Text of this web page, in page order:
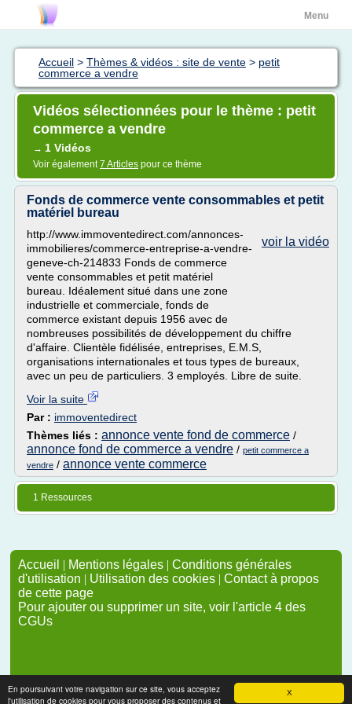
X
En poursuivant votre navigation sur ce site, vous acceptez
l'utilisation de cookies pour vous proposer des contenus et
Menu
Accueil > Thèmes & vidéos : site de vente > petit
commerce a vendre
Vidéos sélectionnées pour le thème : petit
commerce a vendre
→ 1 Vidéos
Voir également7 Articles pour ce thème
Fonds de commerce vente consommables et petit
matériel bureau
voir la vidéo
http://www.immoventedirect.com/annonces-
immobilieres/commerce-entreprise-a-vendre-
geneve-ch-214833 Fonds de commerce
vente consommables et petit matériel
bureau. Idéalement situé dans une zone
industrielle et commerciale, fonds de
commerce existant depuis 1956 avec de
nombreuses possibilités de développement du chiffre
d'affaire. Clientèle fidélisée, entreprises, E.M.S,
organisations internationales et tous types de bureaux,
avec un peu de particuliers. 3 employés. Libre de suite.
Voir la suite
Par : immoventedirect
Thèmes liés : annonce vente fond de commerce /
annonce fond de commerce a vendre / petit commerce a
vendre / annonce vente commerce
1 Ressources
Accueil | Mentions légales | Conditions générales
d'utilisation | Utilisation des cookies | Contact à propos
de cette page
Pour ajouter ou supprimer un site, voir l'article 4 des
CGUs